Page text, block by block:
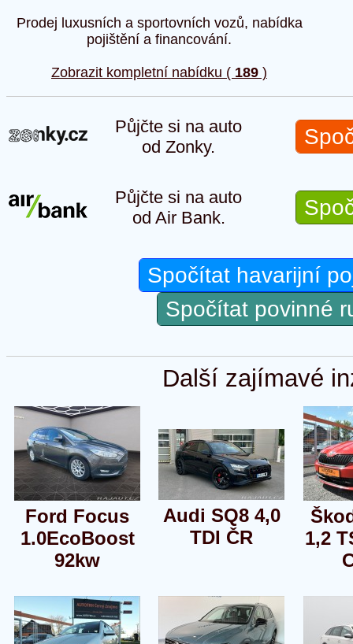
Prodej luxusních a sportovních vozů, nabídka
pojištění a financování.
Zobrazit kompletní nabídku ( 189 )
Půjčte si na auto
od Zonky.
Půjčte si na auto
od Air Bank.
Spočítat havarijní
Spočítat povinné
Další zajímavé
Ford Focus
1.0EcoBoost
92kw
Audi SQ8 4,0
TDI ČR
1,2